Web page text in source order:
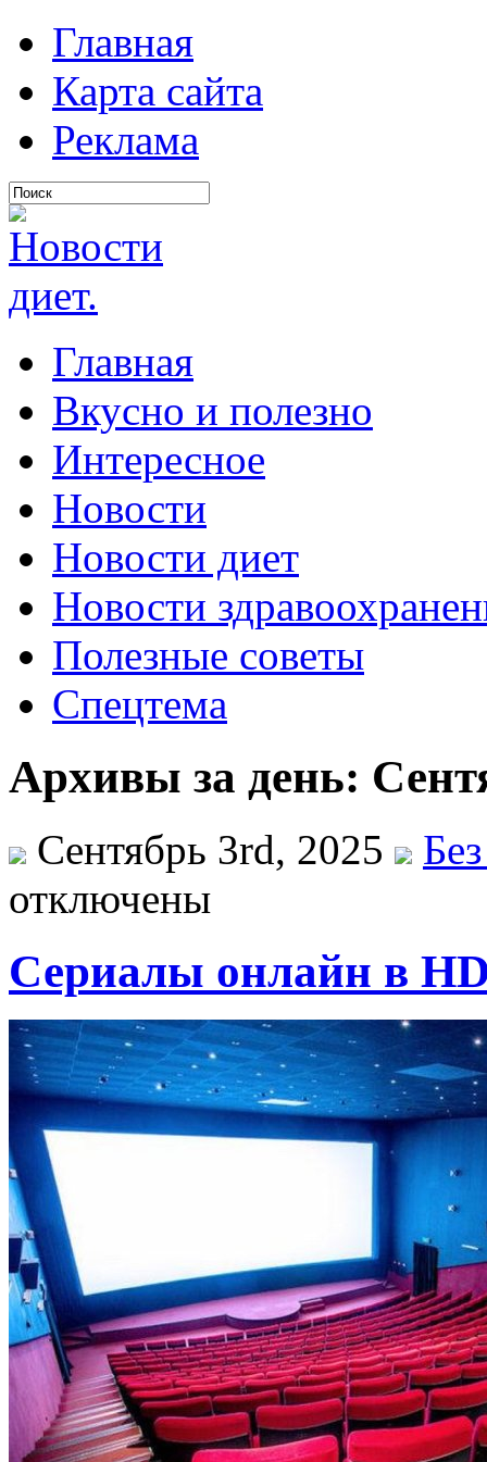
Главная
Карта сайта
Реклама
Главная
Вкусно и полезно
Интересное
Новости
Новости диет
Новости
Полезные советы
Спецтема
Архивы за день:
Сентябрь 3rd, 2025
отключены
Сериалы онлайн в